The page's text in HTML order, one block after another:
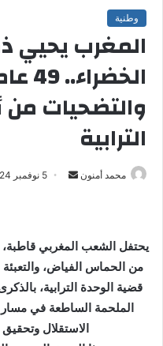
وطنية
المغرب يحيي
والتضحيات من
الترابية
محمد أمنون
ب
ر
ي
د
ا
5 نوفمبر 2024
من الحماس الفياض،
الملحمة الساطعة في
الاستقلال وتحقيق